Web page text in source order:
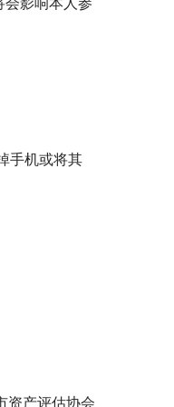
手机或将其
资产评估协会